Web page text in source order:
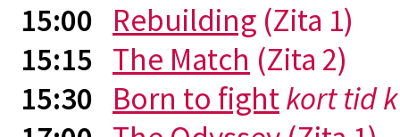
15:00 Rebuilding (Zita 1)
15:15 The Match (Zita 2)
15:30 Born to fightkort tid